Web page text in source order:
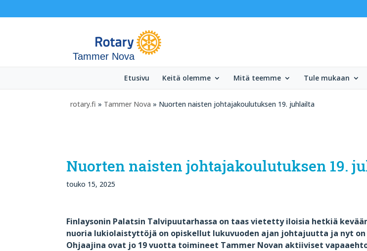
Tammer Nova
Etusivu Keitä olemme Mitä teemme Tule mukaan
rotary.fi » Tammer Nova » Nuorten naisten johtajakoulutuksen 19. juhlailta
Nuorten naisten johtajakoulutuksen 19.
touko 15, 2025
Finlaysonin Palatsin Talvipuutarhassa on taas vietetty iloisia hetkiä
nuoria lukiolaistyttöjä on opiskellut lukuvuoden ajan johtajuutta ja nyt
Ohjaajina ovat jo 19 vuotta toimineet Tammer Novan aktiiviset